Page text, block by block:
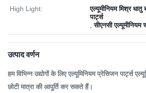
High Light:
एल्यूमीनियम मिश्र धातु
पार्ट्स
,सीएनसी एल्यूमीनियम
उत्पाद वर्णन
हम विभिन्न उद्योगों के लिए एल्यूमिनियम प्रेसिजन पार्ट्स
छोटी मात्रा की आपूर्ति कर सकते हैं।